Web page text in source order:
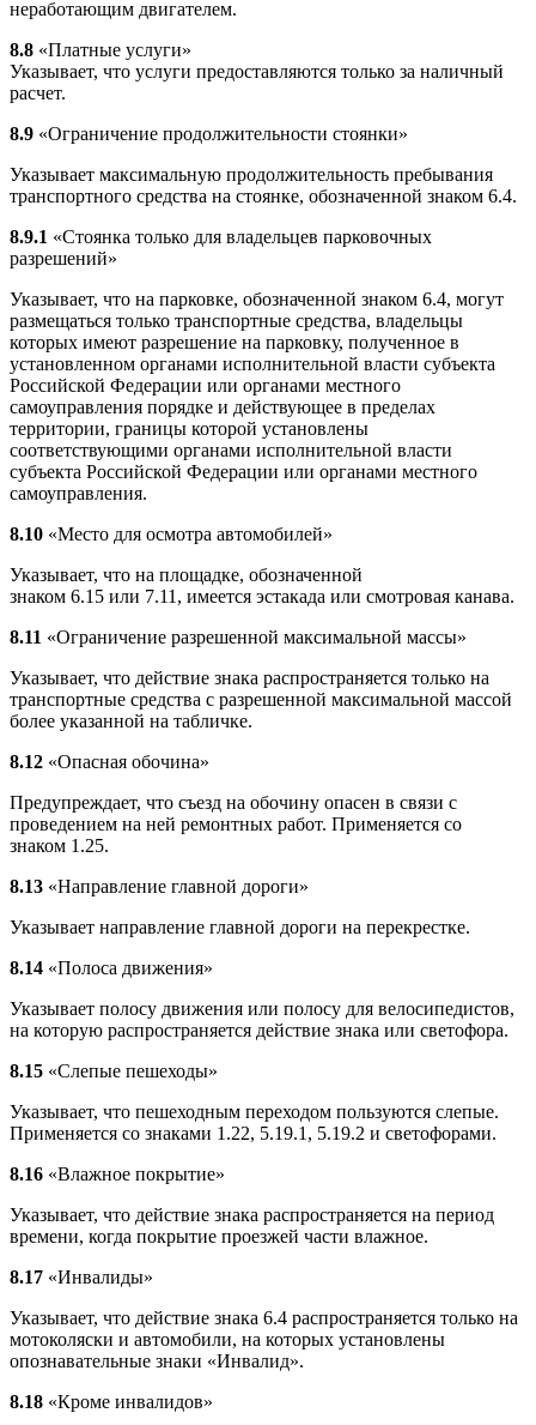
неработающим двигателем.
8.8 «Платные услуги»
Указывает, что услуги предоставляются только за наличный
расчет.
8.9 «Ограничение продолжительности стоянки»
Указывает максимальную продолжительность пребывания
транспортного средства на стоянке, обозначенной знаком 6.4.
8.9.1 «Стоянка только для владельцев парковочных
разрешений»
Указывает, что на парковке, обозначенной знаком 6.4, могут
размещаться только транспортные средства, владельцы
которых имеют разрешение на парковку, полученное в
установленном органами исполнительной власти субъекта
Российской Федерации или органами местного
самоуправления порядке и действующее в пределах
территории, границы которой установлены
соответствующими органами исполнительной власти
субъекта Российской Федерации или органами местного
самоуправления.
8.10 «Место для осмотра автомобилей»
Указывает, что на площадке, обозначенной
знаком 6.15 или 7.11, имеется эстакада или смотровая канава.
8.11 «Ограничение разрешенной максимальной массы»
Указывает, что действие знака распространяется только на
транспортные средства с разрешенной максимальной массой
более указанной на табличке.
8.12 «Опасная обочина»
Предупреждает, что съезд на обочину опасен в связи с
проведением на ней ремонтных работ. Применяется со
знаком 1.25.
8.13 «Направление главной дороги»
Указывает направление главной дороги на перекрестке.
8.14 «Полоса движения»
Указывает полосу движения или полосу для велосипедистов,
на которую распространяется действие знака или светофора.
8.15 «Слепые пешеходы»
Указывает, что пешеходным переходом пользуются слепые.
Применяется со знаками 1.22, 5.19.1, 5.19.2 и светофорами.
8.16 «Влажное покрытие»
Указывает, что действие знака распространяется на период
времени, когда покрытие проезжей части влажное.
8.17 «Инвалиды»
Указывает, что действие знака 6.4 распространяется только на
мотоколяски и автомобили, на которых установлены
опознавательные знаки «Инвалид».
8.18 «Кроме инвалидов»